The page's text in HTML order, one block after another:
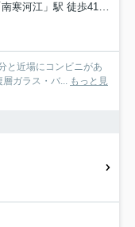
寒河江」駅 徒歩41分
と近場にコンビニがあ
ガラス・バ... もっと見